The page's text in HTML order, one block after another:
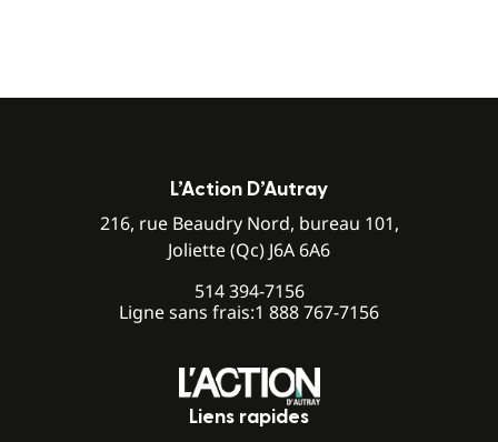
L’Action D’Autray
216, rue Beaudry Nord, bureau 101,
Joliette (Qc) J6A 6A6
514 394-7156
Ligne sans frais:1 888 767-7156
Liens rapides